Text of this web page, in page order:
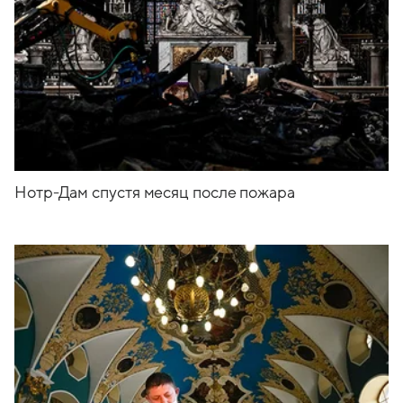
Нотр-Дам спустя месяц после пожара